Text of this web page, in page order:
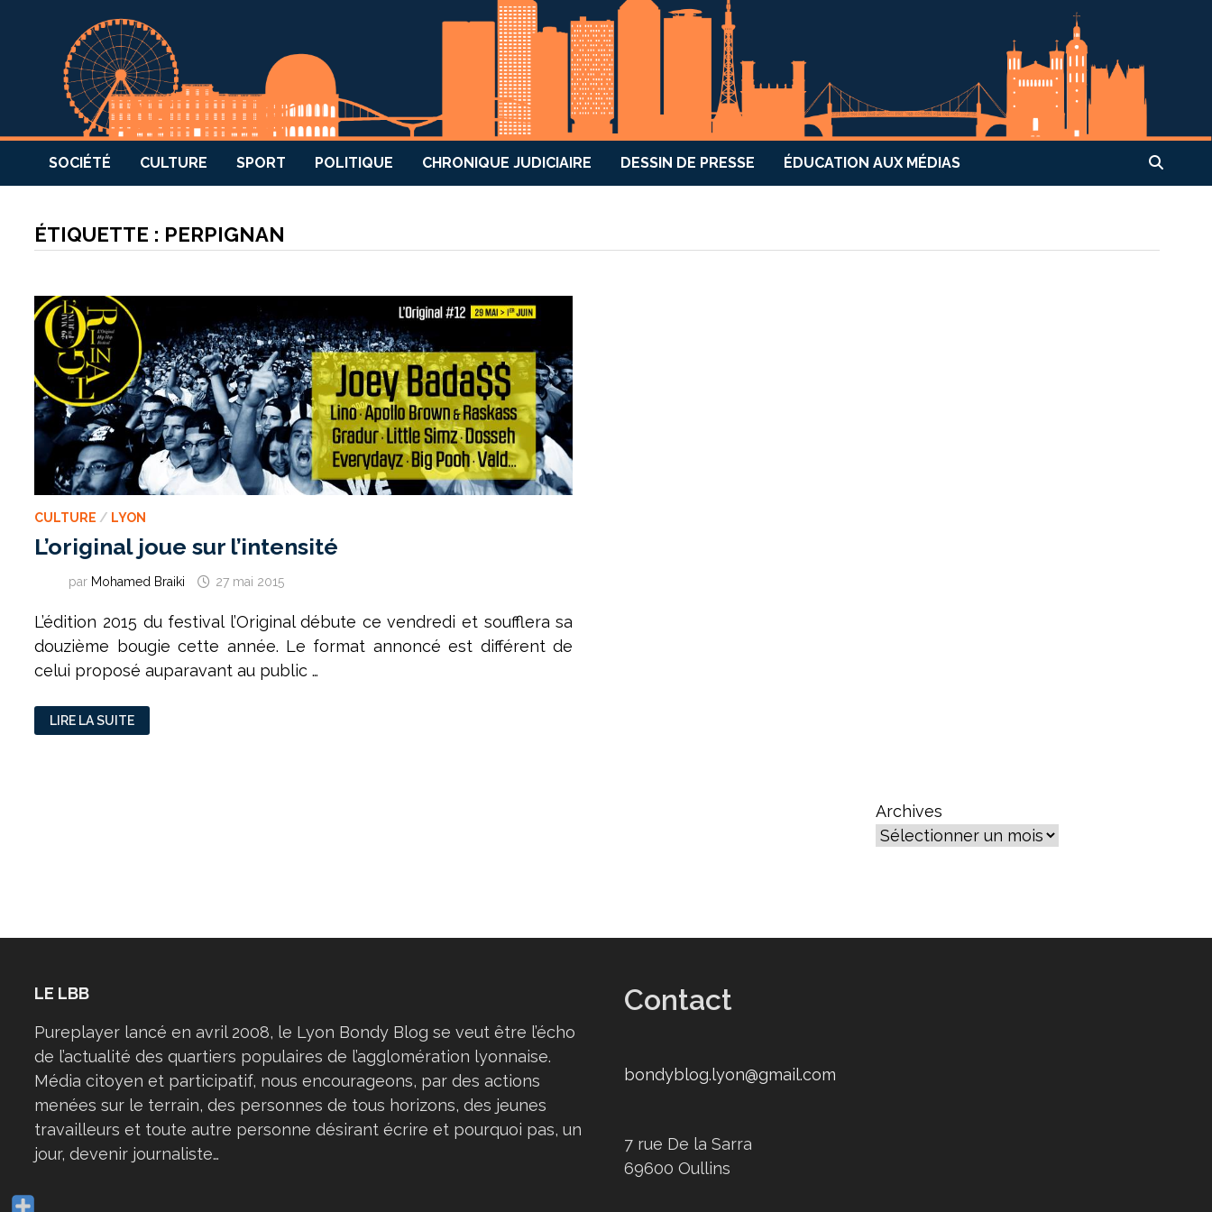
SOCIÉTÉ CULTURE SPORT POLITIQUE CHRONIQUE JUDICIAIRE DESSIN DE PRESSE ÉDUCATION AUX MÉDIAS
ÉTIQUETTE : PERPIGNAN
CULTURE / LYON
L’original joue sur l’intensité
par Mohamed Braiki 27 mai 2015
L’édition 2015 du festival l’Original débute ce vendredi et soufflera sa
douzième bougie cette année. Le format annoncé est différent de
celui proposé auparavant au public …
L’ORIGINAL
JOUE
SUR
LIRE LA SUITE
Archives
LE LBB
Pureplayer lancé en avril 2008, le Lyon Bondy Blog se veut être l’écho
de l’actualité des quartiers populaires de l’agglomération lyonnaise.
Média citoyen et participatif, nous encourageons, par des actions
menées sur le terrain, des personnes de tous horizons, des jeunes
travailleurs et toute autre personne désirant écrire et pourquoi pas, un
jour, devenir journaliste…
Contact
bondyblog.lyon@gmail.com
7 rue De la Sarra
69600 Oullins